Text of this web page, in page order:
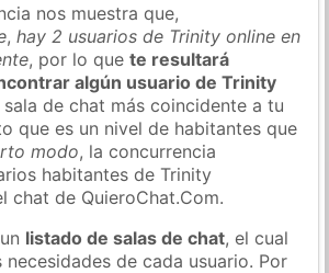
nos muestra que,
,hay 2 usuarios de Trinity online en
, por lo quete resultará
algún usuario de Trinity
de chat más coincidente a tu
que es un nivel de habitantes que
modo, la concurrencia
habitantes de Trinity
chat de QuieroChat.Com.
listado de salas de chat, el cual
necesidades de cada usuario. Por